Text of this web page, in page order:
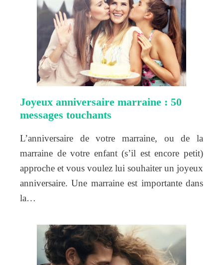
Joyeux anniversaire marraine : 50
messages touchants
L’anniversaire de votre marraine, ou de la
marraine de votre enfant (s’il est encore petit)
approche et vous voulez lui souhaiter un joyeux
anniversaire. Une marraine est importante dans
la…